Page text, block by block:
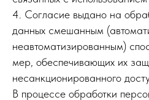
4. Согласие выдано на
данных смешанным
неавтоматизированным)
мер, обеспечивающих их
несанкционированного
В процессе обработки